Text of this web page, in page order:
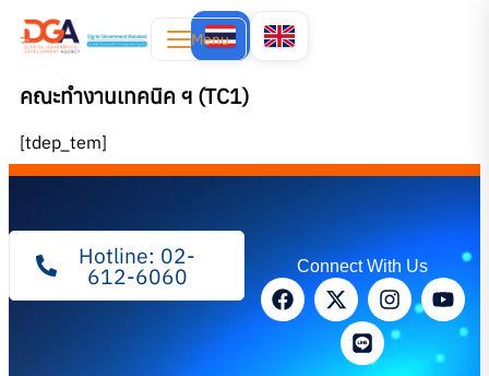
Menu
คณะทำงานเทคนิค ฯ (TC1)
[tdep_tem]
Hotline: 02-
612-6060 Connect With Us